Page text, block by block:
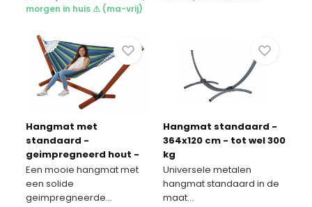
morgen in huis ⚠ (ma-vrij)
Hangmat met
standaard -
geimpregneerd hout -
tot 300 kg
Een mooie hangmat met
een solide
geimpregneerde...
Hangmat standaard -
364x120 cm - tot wel 300
kg
Universele metalen
hangmat standaard in de
maat...